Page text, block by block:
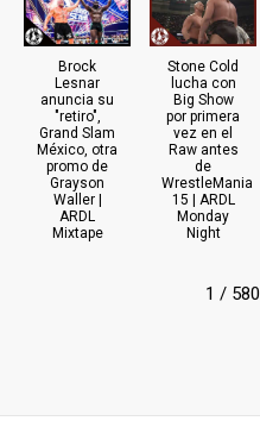
Brock
Lesnar
anuncia su
"retiro",
Grand Slam
México, otra
promo de
Grayson
Waller |
ARDL
Mixtape
Stone Cold
lucha con
Big Show
por primera
vez en el
Raw antes
de
WrestleMania
15 | ARDL
Monday
Night
1 / 580